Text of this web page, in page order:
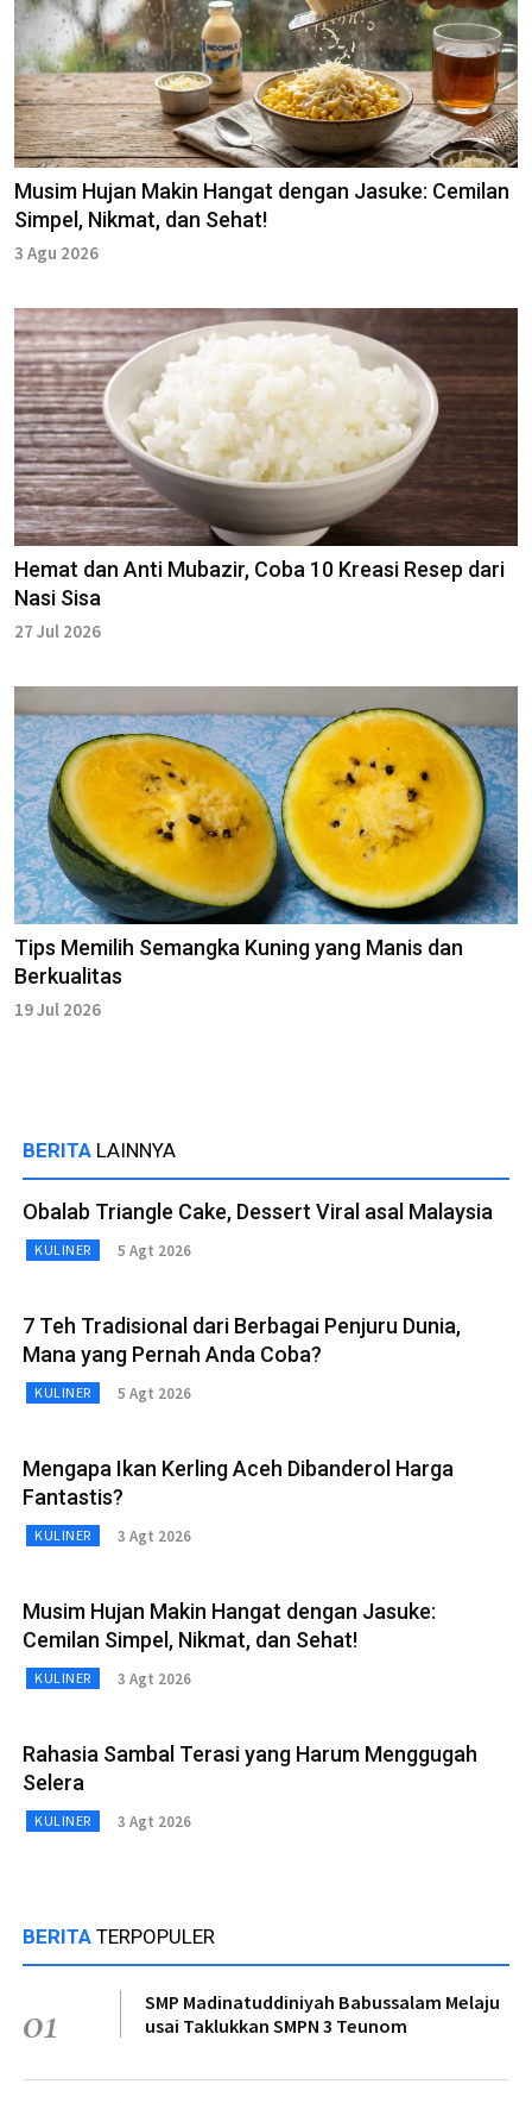
Musim Hujan Makin Hangat dengan Jasuke: Cemilan
Simpel, Nikmat, dan Sehat!
3 Agu 2026
Hemat dan Anti Mubazir, Coba 10 Kreasi Resep dari
Nasi Sisa
27 Jul 2026
Tips Memilih Semangka Kuning yang Manis dan
Berkualitas
19 Jul 2026
BERITA LAINNYA
Obalab Triangle Cake, Dessert Viral asal Malaysia
KULINER 5 Agt 2026
7 Teh Tradisional dari Berbagai Penjuru Dunia,
Mana yang Pernah Anda Coba?
KULINER 5 Agt 2026
Mengapa Ikan Kerling Aceh Dibanderol Harga
Fantastis?
KULINER 3 Agt 2026
Musim Hujan Makin Hangat dengan Jasuke:
Cemilan Simpel, Nikmat, dan Sehat!
KULINER 3 Agt 2026
Rahasia Sambal Terasi yang Harum Menggugah
Selera
KULINER 3 Agt 2026
BERITA TERPOPULER
01
SMP Madinatuddiniyah Babussalam Melaju
usai Taklukkan SMPN 3 Teunom